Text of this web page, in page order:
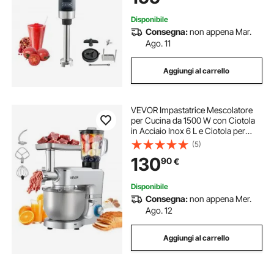
Pesto Materiale Frullato
Disponibile
Consegna:non appena Mar.
Ago. 11
Aggiungi al carrello
VEVOR Impastatrice Mescolatore
per Cucina da 1500 W con Ciotola
in Acciaio Inox 6 L e Ciotola per
Mescolare 1,5 L, Impastatrice con 6
Velocità e Gancio per Impastare,
Frusta e Sbattitore
(5)
13090€
Disponibile
Consegna:non appena Mer.
Ago. 12
Aggiungi al carrello